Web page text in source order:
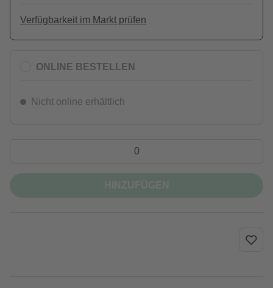
Verfügbarkeit im Markt prüfen
ONLINE BESTELLEN
Nicht online erhältlich